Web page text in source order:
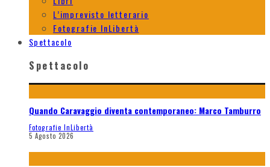
L’imprevisto letterario
Fotografie InLibertà
Spettacolo
Spettacolo
Quando Caravaggio diventa contemporaneo: Marco Tamburro
Fotografie InLibertà
5 Agosto 2026